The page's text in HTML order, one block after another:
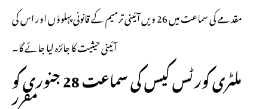
مقدمے کی سماعت میں 26 ویں آئینی ترمیم کے قانونی پہلوؤں اور اس کی
آئینی حیثیت کا جائزہ لیا جائے گا۔
ملٹری کورٹس کیس کی سماعت 28 جنوری کو
مقرر